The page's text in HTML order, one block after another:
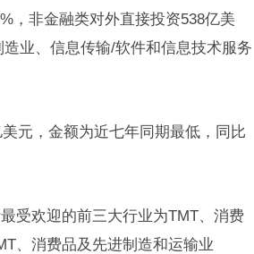
，非金融类对外直接投资538亿美
业、信息传输/软件和信息技术服务
元，金额为近七年同期最低，同比
受欢迎的前三大行业为TMT、消费
、消费品及先进制造和运输业